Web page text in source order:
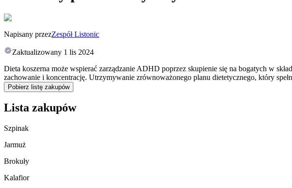
Napisany przezZespół Listonic
Zaktualizowany 1 lis 2024
Dieta koszerna może wspierać zarządzanie ADHD poprzez skupienie się na bogatych w
zachowanie i koncentrację. Utrzymywanie zrównoważonego planu dietetycznego, który
Pobierz listę zakupów
Lista zakupów
Szpinak
Jarmuż
Brokuły
Kalafior